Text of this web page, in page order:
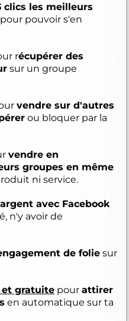
clics les meilleurs
pour pouvoir s'en
récupérer des
sur un groupe
vendre sur d'autres
ou bloquer par la
vendre en
groupes en même
ni service.
avec Facebook
n'y avoir de
de folie sur
et gratuite pour attirer
en automatique sur ta